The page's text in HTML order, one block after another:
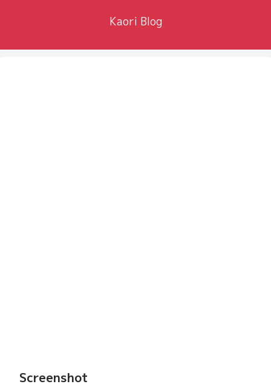
Kaori Blog
Screenshot